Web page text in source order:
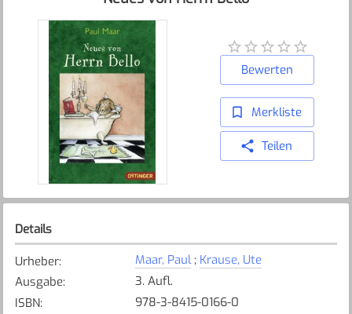
Bewerten
Merkliste
Teilen
Details
Urheber: Maar, Paul; Krause, Ute
Ausgabe:
3. Aufl.
ISBN:
978-3-8415-0166-0